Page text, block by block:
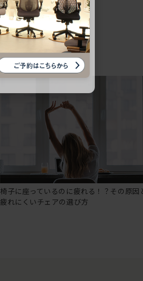
椅子に座っているのに疲れる！？その原因
疲れにくいチェアの選び方